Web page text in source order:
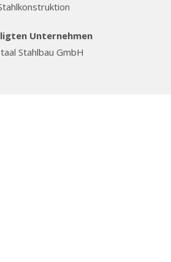
Unternehmen
Stahlbau GmbH